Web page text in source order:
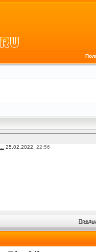
25.02.2022, 22:56